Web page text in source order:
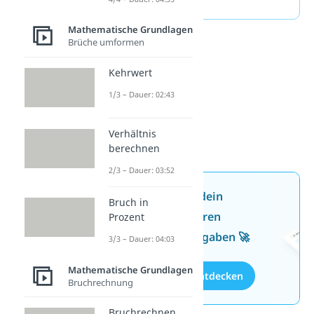
Jetzt neu: Teste dein
Wissen mit unseren
kostenlosen Aufgaben 🚀
Aufgaben entdecken
Mathematische Grundlagen
Brüche umformen
Kehrwert
1/3 – Dauer: 02:43
Verhältnis
berechnen
2/3 – Dauer: 03:52
Bruch in
Prozent
3/3 – Dauer: 04:03
Mathematische Grundlagen
Bruchrechnung